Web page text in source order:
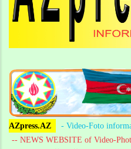
AZpress.AZ
- Video-Foto
-- NEWS WEBSITE of Video-